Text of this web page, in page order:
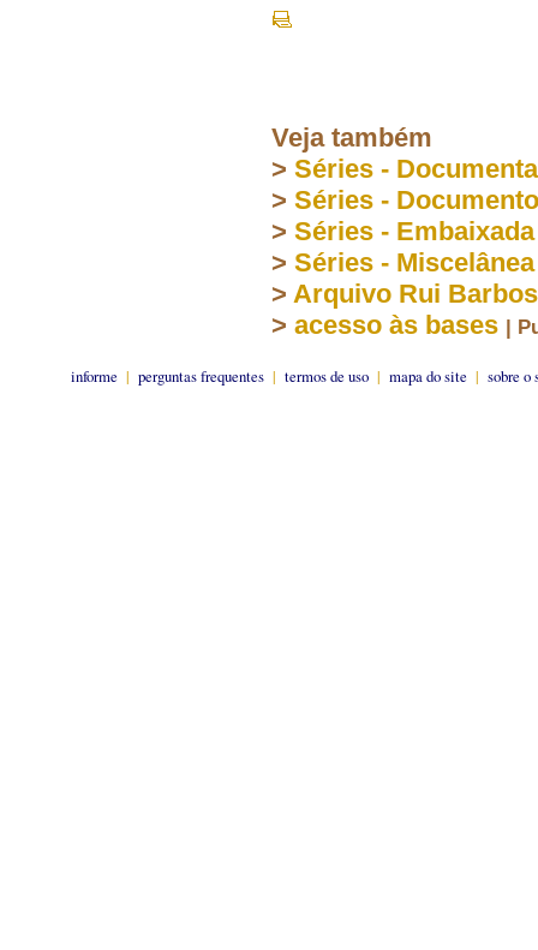
Veja também
> Séries -
> Séries -
> Séries -
> Séries - Miscelânea
> Arquivo Rui
> acesso às bases |
informe | perguntas frequentes | termos de uso | mapa do site | sobre o